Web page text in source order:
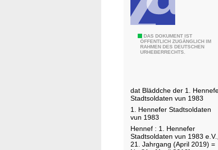
DAS DOKUMENT IST
ÖFFENTLICH ZUGÄNGLICH IM
RAHMEN DES DEUTSCHEN
URHEBERRECHTS.
ü
s
dat Bläddche der 1.
Stadtsoldaten vun 1983
1. Hennefer Stadtsoldaten
vun 1983
Hennef : 1. Hennefer
Stadtsoldaten vun 1983
21. Jahrgang (April 2019) =